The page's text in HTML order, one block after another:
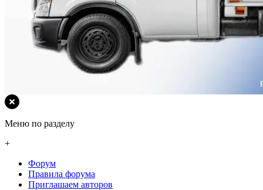
Меню по разделу
+
Форум
Правила форума
Приглашаем авторов